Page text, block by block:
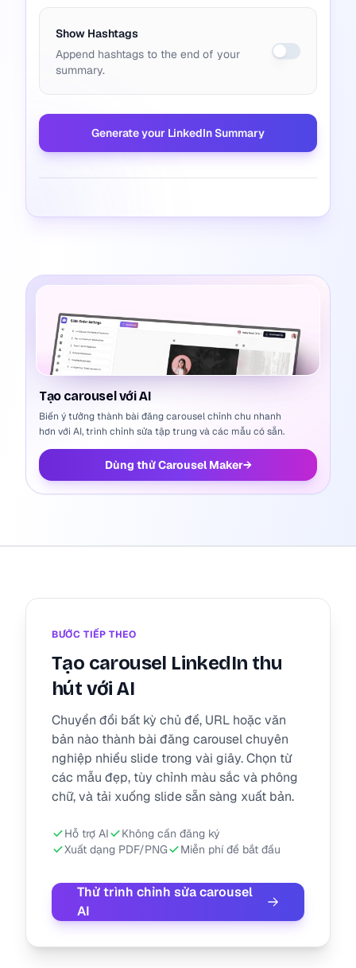
Show Hashtags
Append hashtags to the end of your
summary.
Generate your LinkedIn Summary
Tạo carousel với AI
Biến ý tưởng thành bài đăng carousel chỉnh chu nhanh
hơn với AI, trình chỉnh sửa tập trung và các mẫu có sẵn.
Dùng thử Carousel Maker→
BƯỚC TIẾP THEO
Tạo carousel LinkedIn thu
hút với AI
Chuyển đổi bất kỳ chủ đề, URL hoặc văn
bản nào thành bài đăng carousel chuyên
nghiệp nhiều slide trong vài giây. Chọn từ
các mẫu đẹp, tùy chỉnh màu sắc và phông
chữ, và tải xuống slide sẵn sàng xuất bản.
Hỗ trợ AI
Không cần đăng ký
Xuất dạng PDF/PNG
Miễn phí để bắt đầu
Thử trình chỉnh sửa carousel
AI